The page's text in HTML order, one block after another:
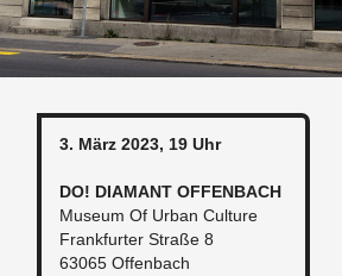
3. März 2023, 19 Uhr
DO! DIA­MANT OF­FEN­BACH
Mu­se­um Of Urban Cul­tu­re
Frank­fur­ter Stra­ße 8
63065 Of­fen­bach